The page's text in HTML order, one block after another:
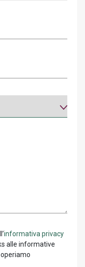
informativa privacy
alle informative